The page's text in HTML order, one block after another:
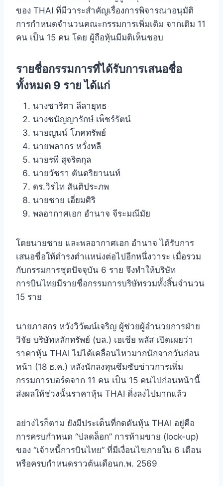
ของ THAI ที่มีวาระสำคัญเรื่องการพิจารณาอนุมัติ
การกำหนดจำนวนคณะกรรมการเพิ่มเติม จากเดิม 11
คน เป็น 15 คน โดย ผู้ถือหุ้นมีมติเห็นชอบ
รายชื่อกรรมการที่ได้รับการเสนอชื่อ
ทั้งหมด 9 ราย ได้แก่
นางชาริตา ลีลายุทธ
นางชนัญญารักษ์ เพ็ชร์รัตน์
นายญนน์ โภคทรัพย์
นายพลากร หวั่งหลี
นายรพี สุจริตกุล
นายวัชรา ตันตริยานนท์
ดร.วิรไท สันติประภพ
นายชาย เอี่ยมศิริ
พลอากาศเอก อำนาจ จีระมณีมัย
โดยนายชาย และพลอากาศเอก อำนาจ ได้รับการ
เสนอชื่อให้ดำรงตำแหน่งต่อไปอีกหนึ่งวาระ เมื่อรวม
กับกรรมการชุดปัจจุบัน 6 ราย จึงทำให้บริษัท
การบินไทยมีรายชื่อกรรมการบริษัทรวมทั้งสิ้นจำนวน
15 ราย
นายภาสกร หวังวิวัฒน์เจริญ ผู้ช่วยผู้อำนวยการฝ่าย
วิจัย บริษัทหลักทรัพย์ (บล.) เอเชีย พลัส เปิดเผยว่า
ราคาหุ้น THAI ไม่ได้เคลื่อนไหวมากนักจากวันก่อน
หน้า (18 ธ.ค.) หลังนักลงทุนซึมซับข่าวการเพิ่ม
กรรมการบอร์ดจาก 11 คน เป็น 15 คนไปก่อนหน้านี้
ส่งผลให้ช่วงนั้นราคาหุ้น THAI ดิ่งลงไปมากแล้ว
อย่างไรก็ตาม ยังมีประเด็นที่กดดันหุ้น THAI อยู่คือ
การครบกำหนด “ปลดล็อก” การห้ามขาย (lock-up)
ของ “เจ้าหนี้การบินไทย” ที่มีเงื่อนไขภายใน 6 เดือน
หรือครบกำหนดราวต้นเดือนก.พ. 2569